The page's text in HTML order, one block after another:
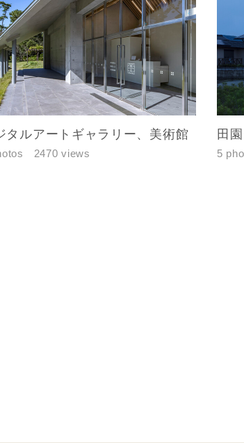
タルアートギャラリー、美術館
2470 views
田
5
道府県
区町村
地、建物名
送付が遅くなったり、送付できない場合がありま